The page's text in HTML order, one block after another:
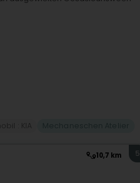
10,7 km 5